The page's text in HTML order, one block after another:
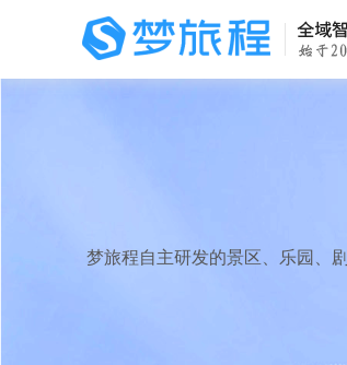
梦旅程自主研发的景区、乐园、